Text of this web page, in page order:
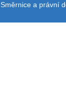
Směrnice a právní